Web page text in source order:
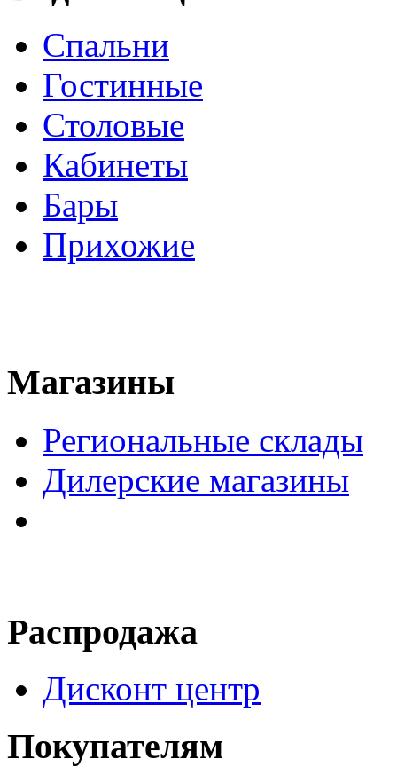
Спальни
Гостинные
Столовые
Кабинеты
Бары
Прихожие
Магазины
Региональные склады
Дилерские магазины
Распродажа
Дисконт центр
Покупателям